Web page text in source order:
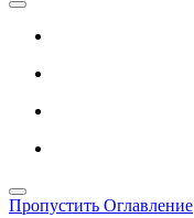
Пропустить Оглавление